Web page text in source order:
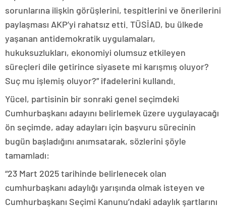
sorunlarına ilişkin görüşlerini, tespitlerini ve önerilerini
paylaşması AKP’yi rahatsız etti. TÜSİAD, bu ülkede
yaşanan antidemokratik uygulamaları,
hukuksuzlukları, ekonomiyi olumsuz etkileyen
süreçleri dile getirince siyasete mi karışmış oluyor?
Suç mu işlemiş oluyor?” ifadelerini kullandı.
Yücel, partisinin bir sonraki genel seçimdeki
Cumhurbaşkanı adayını belirlemek üzere uygulayacağı
ön seçimde, aday adayları için başvuru sürecinin
bugün başladığını anımsatarak, sözlerini şöyle
tamamladı:
“23 Mart 2025 tarihinde belirlenecek olan
cumhurbaşkanı adaylığı yarışında olmak isteyen ve
Cumhurbaşkanı Seçimi Kanunu’ndaki adaylık şartlarını